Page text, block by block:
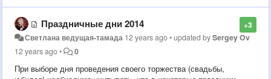
+3
Праздничные дни 2014
Светлана ведущая-тамада 12 years ago•updated bySergey Ov
12 years ago• 0
При выборе дня проведения своего торжества (свадьбы,